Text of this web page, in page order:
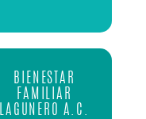
BIENESTAR
FAMILIAR
LAGUNERO A.C.